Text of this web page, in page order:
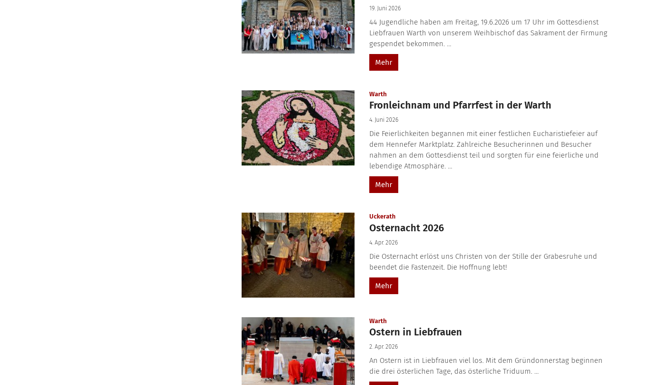
19. Juni 2026
44 Jugendliche haben am Freitag, 19.6.2026 um 17 Uhr im Gottesdienst
Liebfrauen Warth von unserem Weihbischof das Sakrament der Firmung
gespendet bekommen. ...
Mehr
Warth
Fronleichnam und Pfarrfest in der Warth
4. Juni 2026
Die Feierlichkeiten begannen mit einer festlichen Eucharistiefeier auf
dem Hennefer Marktplatz. Zahlreiche Besucherinnen und Besucher
nahmen an dem Gottesdienst teil und sorgten für eine feierliche und
lebendige Atmosphäre. ...
Mehr
Uckerath
Osternacht 2026
4. Apr. 2026
Die Osternacht erlöst uns Christen von der Stille der Grabesruhe und
beendet die Fastenzeit. Die Hoffnung lebt!
Mehr
Warth
Ostern in Liebfrauen
2. Apr. 2026
An Ostern ist in Liebfrauen viel los. Mit dem Gründonnerstag beginnen
die drei österlichen Tage, das österliche Triduum. ...